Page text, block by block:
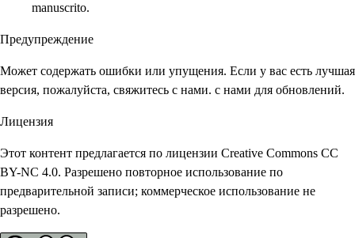
manuscrito.
Предупреждение
Может содержать ошибки или упущения. Если у вас есть лучшая
версия, пожалуйста, свяжитесь с нами. с нами для обновлений.
Лицензия
Этот контент предлагается по лицензии Creative Commons CC
BY-NC 4.0. Разрешено повторное использование по
предварительной записи; коммерческое использование не
разрешено.